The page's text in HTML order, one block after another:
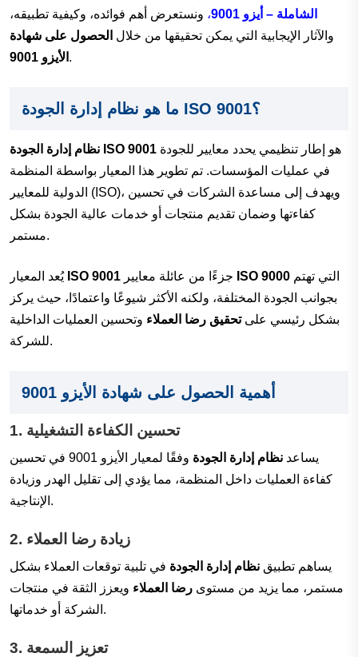
الشاملة – أيزو 9001
، ونستعرض أهم فوائده، وكيفية تطبيقه،
والآثار الإيجابية التي يمكن تحقيقها من خلال الحصول على شهادة
الأيزو 9001 .
ما هو نظام إدارة الجودة ISO 9001؟
نظام إدارة الجودة ISO 9001
في عمليات المؤسسات. تم تطوير هذا المعيار بواسطة المنظمة
الدولية للمعايير (ISO)، ويهدف إلى مساعدة الشركات في تحسين
كفاءتها وضمان تقديم منتجات أو خدمات عالية الجودة بشكل
مستمر.
يُعد المعيار ISO 9001 ISO 9000
بجوانب الجودة المختلفة، ولكنه الأكثر شيوعًا واعتمادًا، حيث يركز
بشكل رئيسي علىتحقيق رضا العملاء وتحسين العمليات الداخلية
للشركة.
أهمية الحصول على شهادة الأيزو 9001
1. تحسين الكفاءة التشغيلية
يساعد نظام إدارة الجودة
وفقًا لمعيار الأيزو 9001 في تحسين
كفاءة العمليات داخل المنظمة، مما يؤدي إلى تقليل الهدر وزيادة
الإنتاجية.
2. زيادة رضا العملاء
يساهم تطبيق نظام إدارة الجودة في تلبية توقعات العملاء بشكل
مستمر، مما يزيد من مستوى رضا العملاء ويعزز الثقة في منتجات
الشركة أو خدماتها.
3. تعزيز السمعة